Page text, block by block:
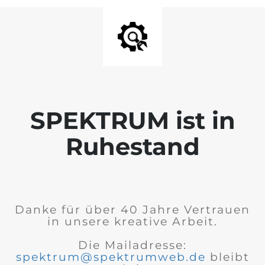
SPEKTRUM ist in
Ruhestand
Danke für über 40 Jahre Vertrauen
in unsere kreative Arbeit.
Die Mailadresse:
spektrum@spektrumweb.de bleibt